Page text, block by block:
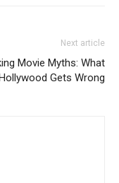
Next article
Movie Myths: What
Gets Wrong